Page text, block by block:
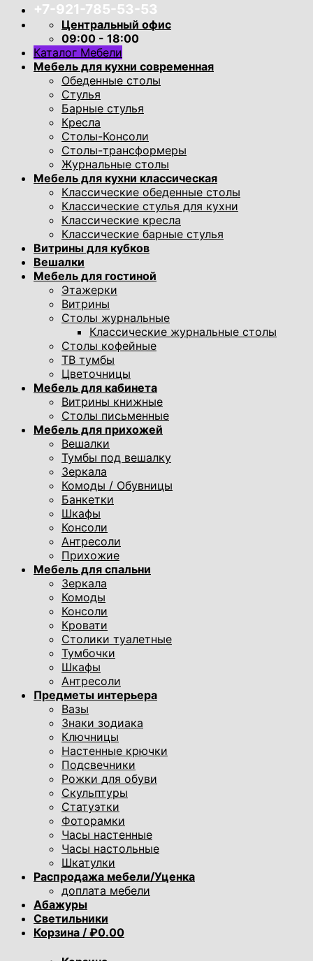
+7-921-785-53-53
Центральный офис
09:00 - 18:00
Каталог Мебели
Мебель для кухни современная
Обеденные столы
Стулья
Барные стулья
Кресла
Столы-Консоли
Столы-трансформеры
Журнальные столы
Мебель для кухни классическая
Классические обеденные столы
Классические стулья для кухни
Классические кресла
Классические барные стулья
Витрины для кубков
Вешалки
Мебель для гостиной
Этажерки
Витрины
Столы журнальные
Классические журнальные столы
Столы кофейные
ТВ тумбы
Цветочницы
Мебель для кабинета
Витрины книжные
Столы письменные
Мебель для прихожей
Вешалки
Тумбы под вешалку
Зеркала
Комоды / Обувницы
Банкетки
Шкафы
Консоли
Антресоли
Прихожие
Мебель для спальни
Зеркала
Комоды
Консоли
Кровати
Столики туалетные
Тумбочки
Шкафы
Антресоли
Предметы интерьера
Вазы
Знаки зодиака
Ключницы
Настенные крючки
Подсвечники
Рожки для обуви
Скульптуры
Статуэтки
Фоторамки
Часы настенные
Часы настольные
Шкатулки
Распродажа мебели/Уценка
доплата мебели
Абажуры
Светильники
Корзина / ₽0.00